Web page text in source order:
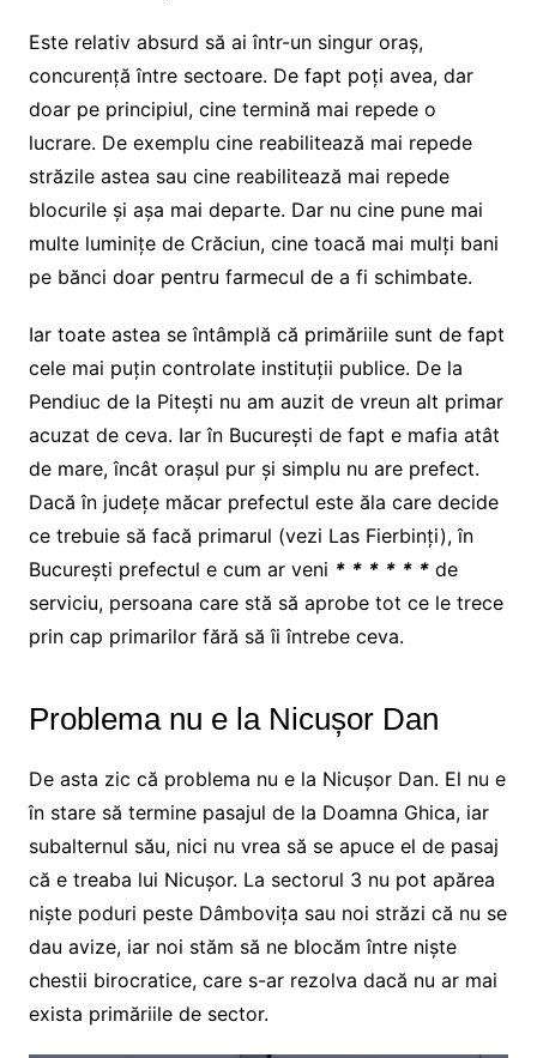
Este relativ absurd să ai într-un singur oraș,
concurență între sectoare. De fapt poți avea, dar
doar pe principiul, cine termină mai repede o
lucrare. De exemplu cine reabilitează mai repede
străzile astea sau cine reabilitează mai repede
blocurile și așa mai departe. Dar nu cine pune mai
multe luminițe de Crăciun, cine toacă mai mulți bani
pe bănci doar pentru farmecul de a fi schimbate.
Iar toate astea se întâmplă că primăriile sunt de fapt
cele mai puțin controlate instituții publice. De la
Pendiuc de la Pitești nu am auzit de vreun alt primar
acuzat de ceva. Iar în București de fapt e mafia atât
de mare, încât orașul pur și simplu nu are prefect.
Dacă în județe măcar prefectul este ăla care decide
ce trebuie să facă primarul (vezi Las Fierbinți), în
București prefectul e cum ar veni * * * * * *de
serviciu, persoana care stă să aprobe tot ce le trece
prin cap primarilor fără să îi întrebe ceva.
Problema nu e la Nicușor Dan
De asta zic că problema nu e la Nicușor Dan. El nu e
în stare să termine pasajul de la Doamna Ghica, iar
subalternul său, nici nu vrea să se apuce el de pasaj
că e treaba lui Nicușor. La sectorul 3 nu pot apărea
niște poduri peste Dâmbovița sau noi străzi că nu se
dau avize, iar noi stăm să ne blocăm între niște
chestii birocratice, care s-ar rezolva dacă nu ar mai
exista primăriile de sector.